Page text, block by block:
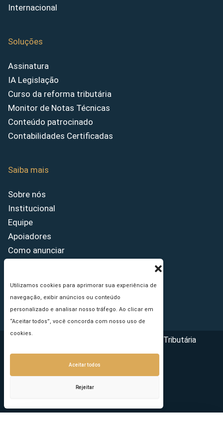
Utilizamos cookies para aprimorar sua experiência de
navegação, exibir anúncios ou conteúdo
personalizado e analisar nosso tráfego. Ao clicar em
“Aceitar todos”, você concorda com nosso uso de
cookies.
Aceitar todos
Rejeitar
Internacional
Soluções
Assinatura
IA Legislação
Curso da reforma tributária
Monitor de Notas Técnicas
Conteúdo patrocinado
Contabilidades Certificadas
Saiba mais
Sobre nós
Institucional
Equipe
Apoiadores
Como anunciar
Princípios Editoriais
Copyright © 2026 - Portal da Reforma Tributária